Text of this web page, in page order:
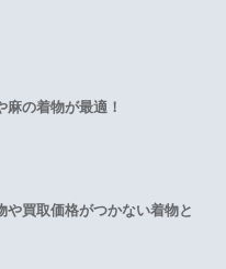
麻の着物が最適！
や買取価格がつかない着物と